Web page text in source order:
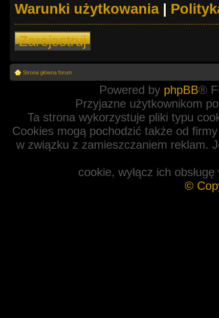
Warunki użytkowania|
Zarejestruj
Strona główna forum
Powered by phpBB®
Przyjazne użytkownikom
Ta strona wykorzystuje pliki typu
Cookies mogą pochodzić także od
w związku z zamieszczaniem reklam.
cookie, wyłącz ich
©